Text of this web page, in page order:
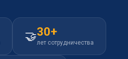
🤝30+
лет сотрудничества